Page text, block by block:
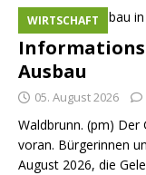
Ausbau
WIRTSCHAFT
05. August 2026
Waldbrunn. (pm) Der
voran. Bürgerinnen
August 2026, die